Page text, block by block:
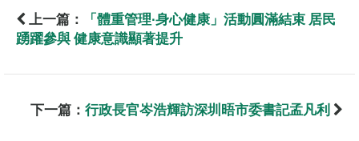
上一篇：
「體重管理∙身心健康」活動圓滿結束 居民
踴躍參與 健康意識顯著提升
下一篇： 行政長官岑浩輝訪深圳晤市委書記孟凡利